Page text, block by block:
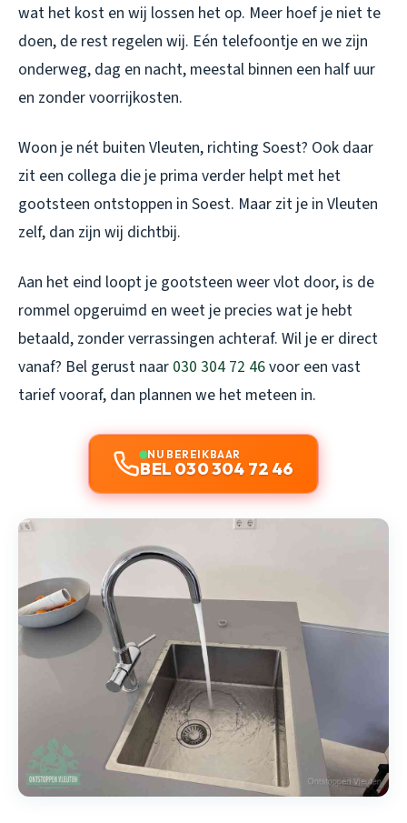
wat het kost en wij lossen het op. Meer hoef je niet te
doen, de rest regelen wij. Eén telefoontje en we zijn
onderweg, dag en nacht, meestal binnen een half uur
en zonder voorrijkosten.
Woon je nét buiten Vleuten, richting Soest? Ook daar
zit een collega die je prima verder helpt met het
gootsteen ontstoppen in Soest. Maar zit je in Vleuten
zelf, dan zijn wij dichtbij.
Aan het eind loopt je gootsteen weer vlot door, is de
rommel opgeruimd en weet je precies wat je hebt
betaald, zonder verrassingen achteraf. Wil je er direct
vanaf? Bel gerust naar 030 304 72 46voor een vast
tarief vooraf, dan plannen we het meteen in.
NU BEREIKBAAR
BEL 030 304 72 46